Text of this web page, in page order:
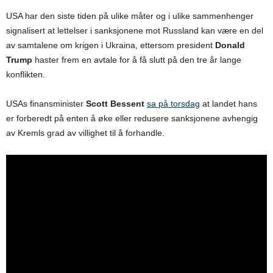
USA har den siste tiden på ulike måter og i ulike sammenhenger
signalisert at lettelser i sanksjonene mot Russland kan være en del
av samtalene om krigen i Ukraina, ettersom president Donald
Trump haster frem en avtale for å få slutt på den tre år lange
konflikten.
USAs finansminister Scott Bessent sa på torsdag at landet hans
er forberedt på enten å øke eller redusere sanksjonene avhengig
av Kremls grad av villighet til å forhandle.